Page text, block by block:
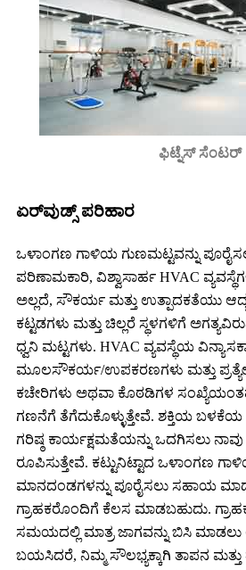
ಫಿಟ್ನೆಸ್ ಸೆಂಟರ್
ಏರ್‌ವುಡ್ಸ್ ಪರಿಹಾರ
ಒಳಾಂಗಣ ಗಾಳಿಯ ಗುಣಮಟ್ಟವನ್ನು
ಪರಿಣಾಮಕಾರಿ, ವಿಶ್ವಾಸಾರ್ಹ HVAC
ಅಲ್ಲದೆ, ಸೌಕರ್ಯ ಮತ್ತು ಉತ್ಪಾದಕತೆಯು
ಕಟ್ಟಡಗಳು ಮತ್ತು ಚಿಲ್ಲರೆ ಸ್ಥಳಗಳಿಗೆ
ಧ್ವನಿ ಮಟ್ಟಗಳು. HVAC ವ್ಯವಸ್ಥೆಯ
ಮೂಲಸೌಕರ್ಯ/ಉಪಕರಣಗಳು ಮತ್ತು
ಕಚೇರಿಗಳು ಅಥವಾ ಕೊಠಡಿಗಳ
ಗಣನೆಗೆ ತೆಗೆದುಕೊಳ್ಳುತ್ತೇವೆ. ಶಕ್ತಿಯ ಬಳಕೆಯ
ಗರಿಷ್ಠ ಕಾರ್ಯಕ್ಷಮತೆಯನ್ನು ಒದಗಿಸಲು ನಾವು
ರೂಪಿಸುತ್ತೇವೆ. ಕಟ್ಟುನಿಟ್ಟಾದ ಒಳಾಂಗಣ
ಮಾನದಂಡಗಳನ್ನು ಪೂರೈಸಲು ಸಹಾಯ
ಗ್ರಾಹಕರೊಂದಿಗೆ ಕೆಲಸ ಮಾಡಬಹುದು.
ಸಮಯದಲ್ಲಿ ಮಾತ್ರ ಜಾಗವನ್ನು ಬಿಸಿ
ಬಯಸಿದರೆ, ನಿಮ್ಮ ಸೌಲಭ್ಯಕ್ಕಾಗಿ ತಾಪನ ಮತ್ತು